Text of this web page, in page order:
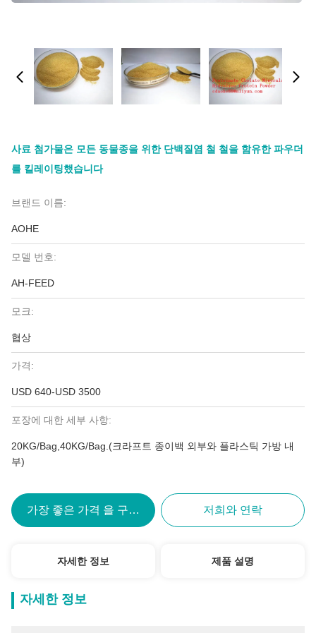
사료 첨가물은 모든 동물종을 위한 단백질염 철 철을 함유한 파우더
를 킬레이팅했습니다
브랜드 이름:
AOHE
모델 번호:
AH-FEED
모크:
협상
가격:
USD 640-USD 3500
포장에 대한 세부 사항:
20KG/Bag,40KG/Bag.(크라프트 종이백 외부와 플라스틱 가방 내
부)
가장 좋은 가격 을 구하라 저희와 연락
자세한 정보 제품 설명
자세한 정보